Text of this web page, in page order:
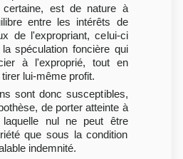
certaine, est de nature à
entre les intérêts de
de l'expropriant, celui-ci
spéculation foncière qui
à l'exproprié, tout en
lui-même profit.
sont donc susceptibles,
de porter atteinte à
laquelle nul ne peut être
que sous la condition
indemnité.